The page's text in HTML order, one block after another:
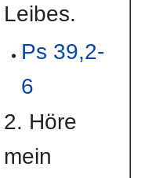
Leibes.
Ps 39,2-
6
2. Höre
mein